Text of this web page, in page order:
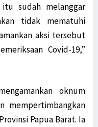
sudah melanggar
tidak mematuhi
aksi tersebut
Covid-19,”
oknum
mempertimbangkan
Papua Barat. Ia